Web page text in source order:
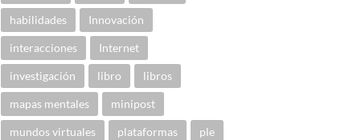
habilidades Innovación
interacciones Internet
investigación libro libros
mapas mentales minipost
mundos virtuales plataformas ple